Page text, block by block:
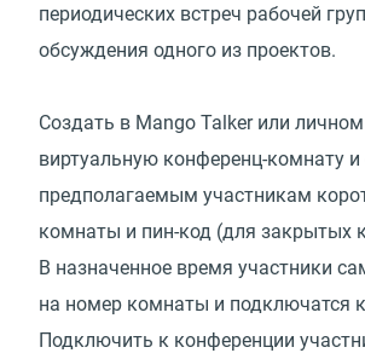
периодических встреч рабочей
обсуждения одного из проектов.
Создать в Mango Talker или
виртуальную конференц-комнату
предполагаемым участникам
комнаты и пин-код (для закрытых
В назначенное время участники
на номер комнаты и подключатся
Подключить к конференции